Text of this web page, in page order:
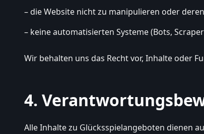
– die Website nicht zu manipulieren oder
– keine automatisierten Systeme (Bots,
Wir behalten uns das Recht vor, Inhalte oder
4.
Alle Inhalte zu Glücksspielangeboten dienen